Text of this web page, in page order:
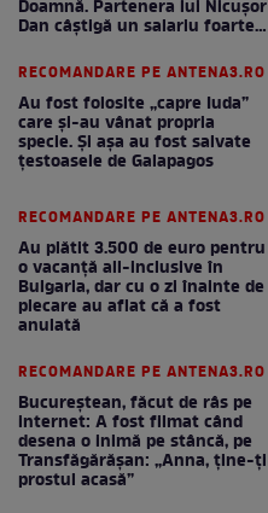
Doamnă. Partenera lui Nicușor
Dan câștigă un salariu foarte
RECOMANDARE PE ANTENA3.RO
Au fost folosite „capre Iuda”
care și-au vânat propria
specie. Și așa au fost salvate
țestoasele de Galapagos
RECOMANDARE PE ANTENA3.RO
Au plătit 3.500 de euro pentru
o vacanță all-inclusive în
Bulgaria, dar cu o zi înainte de
plecare au aflat că a fost
anulată
RECOMANDARE PE ANTENA3.RO
Bucureștean, făcut de râs pe
internet: A fost filmat când
desena o inimă pe stâncă, pe
Transfăgărășan: „Anna, ține-ți
prostul acasă”